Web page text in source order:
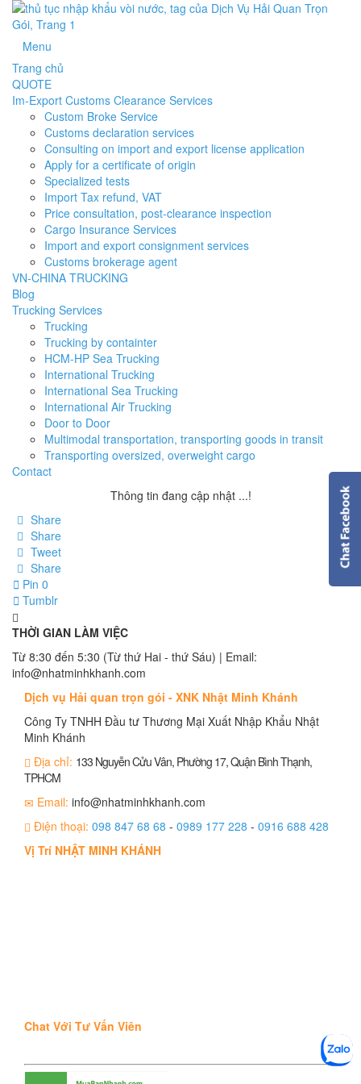
Menu
Trang chủ
QUOTE
Im-Export Customs Clearance Services
Custom Broke Service
Customs declaration services
Consulting on import and export license application
Apply for a certificate of origin
Specialized tests
Import Tax refund, VAT
Price consultation, post-clearance inspection
Cargo Insurance Services
Import and export consignment services
Customs brokerage agent
VN-CHINA TRUCKING
Blog
Trucking Services
Trucking
Trucking by containter
HCM-HP Sea Trucking
International Trucking
International Sea Trucking
International Air Trucking
Door to Door
Multimodal transportation, transporting goods in transit
Transporting oversized, overweight cargo
Contact
Thông tin đang cập nhật ...!
Share
Share
Tweet
Share
Pin 0
Tumblr
THỜI GIAN LÀM VIỆC
Từ 8:30 đến 5:30 (Từ thứ Hai - thứ Sáu) | Email:
info@nhatminhkhanh.com
Dịch vụ Hải quan trọn gói - XNK Nhật Minh Khánh
Công Ty TNHH Đầu tư Thương Mại Xuất Nhập Khẩu Nhật
Minh Khánh
Địa chỉ: 133 Nguyễn Cửu Vân, Phường 17, Quận Bình Thạnh,
TPHCM
Email: info@nhatminhkhanh.com
Điện thoại: 098 847 68 68 - 0989 177 228 - 0916 688 428
Vị Trí NHẬT MINH KHÁNH
Chat Với Tư Vấn Viên